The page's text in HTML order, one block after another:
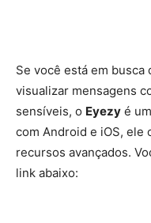
Se você está em
visualizar mensagens
sensíveis, o Eyezy é
com Android e iOS, ele
recursos avançados.
link abaixo: